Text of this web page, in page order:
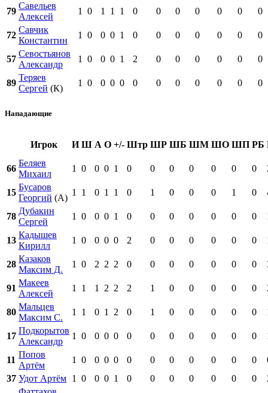
79
Савельев
Алексей
1 0 1 1 1 0 0 0 0 0 0 0
72
Савчик
Константин
1 0 0 0 1 0 0 0 0 0 0 0
57
Севостьянов
Александр
1 0 0 0 1 2 0 0 0 0 0 0
89
Теряев
Сергей (К)
1 0 0 0 0 0 0 0 0 0 0 0
Нападающие
Игрок И Ш А О +/- Штр ШР ШБ ШМ ШО ШП РБ
66
Беляев
Михаил
1 0 0 0 1 0 0 0 0 0 0 0
15
Бусаров
Георгий (А)
1 1 0 1 1 0 1 0 0 0 1 0
78
Дубакин
Сергей
1 0 0 0 1 0 0 0 0 0 0 0
13
Кадышев
Кирилл
1 0 0 0 0 2 0 0 0 0 0 0
28
Казаков
Максим Д.
1 0 2 2 2 0 0 0 0 0 0 0
91
Макеев
Алексей
1 1 1 2 2 2 1 0 0 0 0 0
80
Мальцев
Максим С.
1 1 0 1 2 0 1 0 0 0 0 0
17
Подкорытов
Александр
1 0 0 0 0 0 0 0 0 0 0 0
11
Попов
Артём
1 0 0 0 0 0 0 0 0 0 0 0
37 Удот Артём 1 0 0 0 1 0 0 0 0 0 0 0